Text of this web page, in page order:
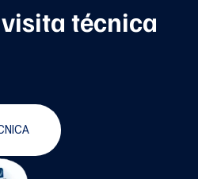
técnica